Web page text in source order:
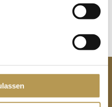
& Co. KG